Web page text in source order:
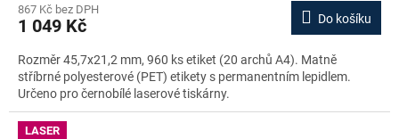
867 Kč bez DPH
1 049 Kč Do košíku
Rozměr 45,7x21,2 mm, 960 ks etiket (20 archů A4). Matně
stříbrné polyesterové (PET) etikety s permanentním lepidlem.
Určeno pro černobílé laserové tiskárny.
LASER